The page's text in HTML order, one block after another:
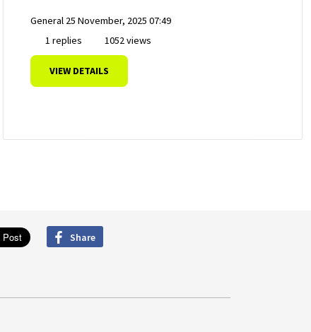
General 25 November, 2025 07:49
1 replies
1052 views
VIEW DETAILS
Share